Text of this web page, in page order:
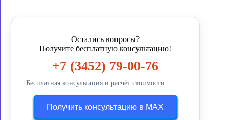
корпоративные подарки выбрать изображение
календарь домик календарная сетка
Остались вопросы?
Получите бесплатную консультацию!
+7 (3452) 79-00-76
Бесплатная консультация и расчёт стоимости
Получить консультацию в MAX